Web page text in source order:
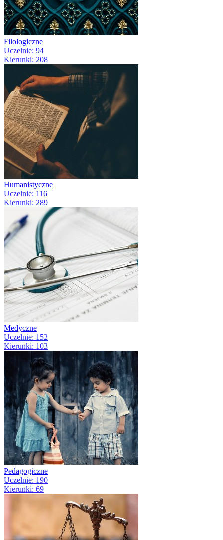
Filologiczne
Uczelnie: 94
Kierunki: 208
Humanistyczne
Uczelnie: 116
Kierunki: 289
Medyczne
Uczelnie: 152
Kierunki: 103
Pedagogiczne
Uczelnie: 190
Kierunki: 69